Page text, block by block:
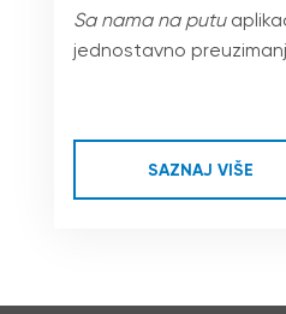
Sa nama na putu
jednostavno
SAZNAJ VIŠE